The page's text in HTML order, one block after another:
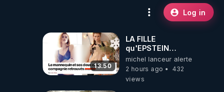
Log in
13:50
LA FILLE
qu'EPSTEIN
VOULAIT CACHER
michel lanceur alerte
2 hours ago
432
views